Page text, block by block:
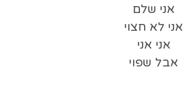
אני שלם
אני לא חצוי
אני אני
אבל שפוי